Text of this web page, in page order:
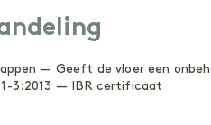
— Geeft de vloer een
3:2013 — IBR certificaat